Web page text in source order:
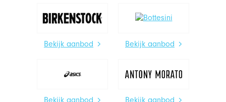
Bekijk aanbod Bekijk aanbod